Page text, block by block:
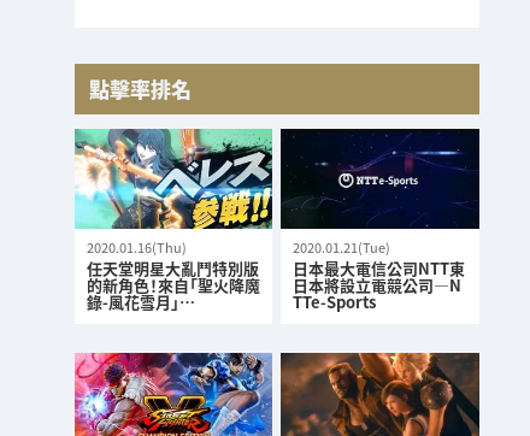
點擊率排名
2020.01.16(Thu)
任天堂明星大亂鬥特別版
的新角色！來自「聖火降魔
錄-風花雪月」…
2020.01.21(Tue)
日本最大電信公司NTT東
日本將設立電競公司—N
TTe-Sports